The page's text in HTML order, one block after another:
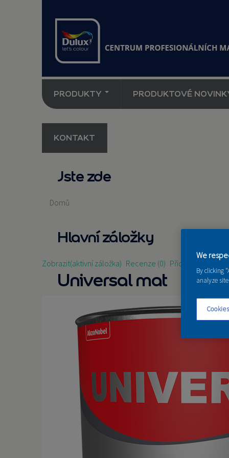
PRODUKTY PRODUKTOVÉ
KONTAKT
Jste zde
Domů
Hlavní záložky
Zobrazit(aktivní záložka) Recenze (0) Přidat recenzi
Universal mat
We
By clicking
analyze